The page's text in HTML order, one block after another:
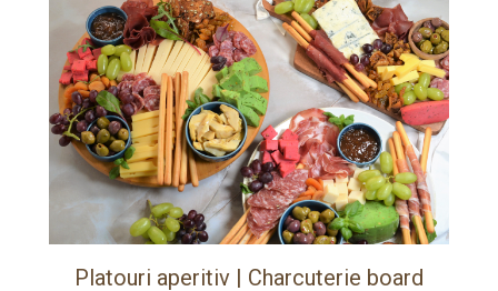
Platouri aperitiv | Charcuterie board